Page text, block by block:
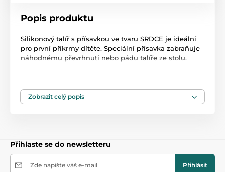
Popis produktu
Silikonový talíř s přísavkou ve tvaru SRDCE je ideální
pro první příkrmy dítěte. Speciální přísavka zabraňuje
náhodnému převrhnutí nebo pádu talíře ze stolu.
Odolné a flexibilní – odolné proti nárazům a pádům.
Zobrazit celý popis
Přihlaste se do newsletteru
Zde napište váš e-mail Přihlásit